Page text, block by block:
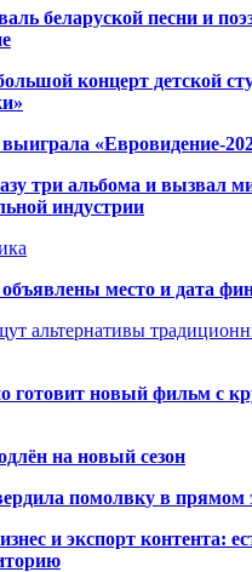
беларуской песни и
концерт детской
«Евровидение-
три альбома и вызвал
индустрии
место и дата
альтернативы
готовит новый фильм с
на новый сезон
помолвку в прямом
и экспорт контента: